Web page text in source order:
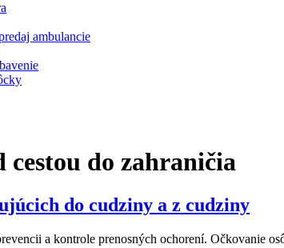
ambulancie
cestou do zahraničia
do cudziny a z cudziny
a kontrole prenosných ochorení. Očkovanie